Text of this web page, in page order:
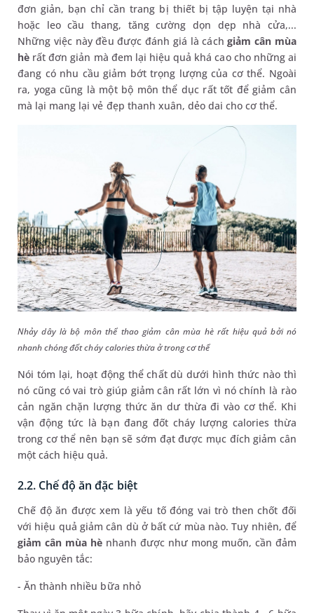
đơn giản, bạn chỉ cần trang bị thiết bị tập luyện tại nhà
hoặc leo cầu thang, tăng cường dọn dẹp nhà cửa,...
Những việc này đều được đánh giá là cáchgiảm cân mùa
hè rất đơn giản mà đem lại hiệu quả khá cao cho những ai
đang có nhu cầu giảm bớt trọng lượng của cơ thể. Ngoài
ra, yoga cũng là một bộ môn thể dục rất tốt để giảm cân
mà lại mang lại vẻ đẹp thanh xuân, dẻo dai cho cơ thể.
Nhảy dây là bộ môn thể thao giảm cân mùa hè rất hiệu quả bởi nó
nhanh chóng đốt cháy calories thừa ở trong cơ thể
Nói tóm lại, hoạt động thể chất dù dưới hình thức nào thì
nó cũng có vai trò giúp giảm cân rất lớn vì nó chính là rào
cản ngăn chặn lượng thức ăn dư thừa đi vào cơ thể. Khi
vận động tức là bạn đang đốt cháy lượng calories thừa
trong cơ thể nên bạn sẽ sớm đạt được mục đích giảm cân
một cách hiệu quả.
2.2. Chế độ ăn đặc biệt
Chế độ ăn được xem là yếu tố đóng vai trò then chốt đối
với hiệu quả giảm cân dù ở bất cứ mùa nào. Tuy nhiên, để
giảm cân mùa hè nhanh được như mong muốn, cần đảm
bảo nguyên tắc:
- Ăn thành nhiều bữa nhỏ